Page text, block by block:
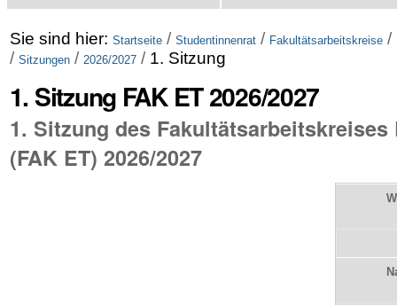
Sie sind hier: Startseite / Studentinnenrat / Fakultätsarbeitskreise /
/ Sitzungen / 2026/2027 / 1. Sitzung
1. Sitzung FAK ET 2026/2027
1. Sitzung des
(FAK ET) 2026/2027